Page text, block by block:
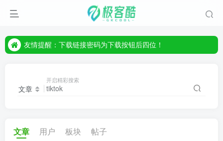
友情提醒：下载链接密码为下载按钮后四位！
友情提醒：下载链接密码为下载按钮后四位！
文章
开启精彩搜索
文章 用户 板块 帖子